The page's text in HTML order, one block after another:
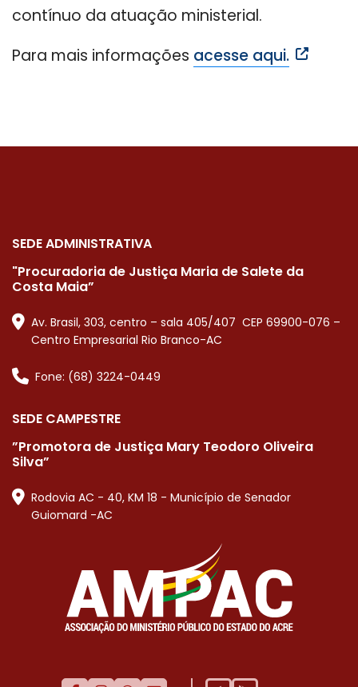
contínuo da atuação ministerial.
Para mais informações acesse aqui.
SEDE ADMINISTRATIVA
"Procuradoria de Justiça Maria de Salete da
Costa Maia”
Av. Brasil, 303, centro – sala 405/407 CEP 69900-076 –
Centro Empresarial Rio Branco-AC
Fone: (68) 3224-0449
SEDE CAMPESTRE
”Promotora de Justiça Mary Teodoro Oliveira
Silva”
Rodovia AC - 40, KM 18 - Município de Senador
Guiomard -AC